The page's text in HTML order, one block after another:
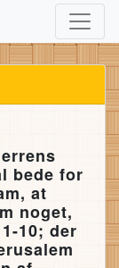
bede for
at
noget,
10; der